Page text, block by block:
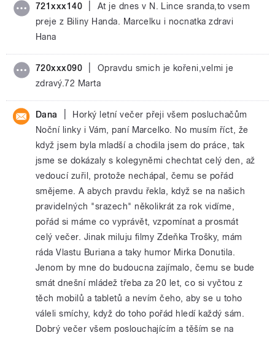
721xxx140
At je dnes v N. Lince sranda,to vsem
preje z Biliny Handa. Marcelku i nocnatka zdravi
Hana
720xxx090
Opravdu smich je kořeni,velmi je
zdravý.72 Marta
Dana
Horký letní večer přeji všem posluchačům
Noční linky i Vám, paní Marcelko. No musím říct, že
když jsem byla mladší a chodila jsem do práce, tak
jsme se dokázaly s kolegyněmi chechtat celý den, až
vedoucí zuřil, protože nechápal, čemu se pořád
smějeme. A abych pravdu řekla, když se na našich
pravidelných "srazech" několikrát za rok vidíme,
pořád si máme co vyprávět, vzpomínat a prosmát
celý večer. Jinak miluju filmy Zdeňka Trošky, mám
ráda Vlastu Buriana a taky humor Mirka Donutila.
Jenom by mne do budoucna zajímalo, čemu se bude
smát dnešní mládež třeba za 20 let, co si vyčtou z
těch mobilů a tabletů a nevím čeho, aby se u toho
váleli smíchy, když do toho pořád hledí každý sám.
Dobrý večer všem poslouchajícím a těším se na